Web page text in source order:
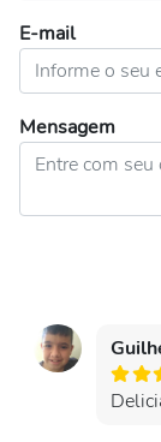
E-mail
Mensagem